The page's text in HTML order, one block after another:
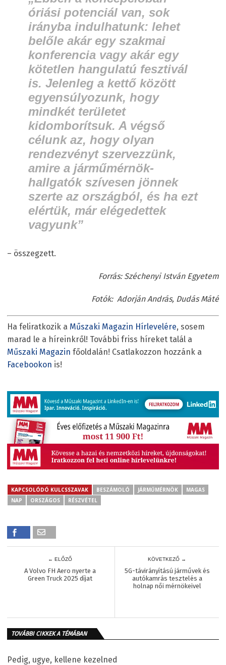
óriási potenciál van, sok
irányba indulhatunk: lehet
belőle akár egy szakmai
konferencia vagy akár egy
kötetlen hangulatú fesztivál
is. Jelenleg a kettő között
egyensúlyozunk, hogy
mindkét területet
kidomborítsuk. A végső
célunk az, hogy olyan
rendezvényt szervezzünk,
amire a járműmérnök-
hallgatók szívesen jönnek
szerte az országból, és ha ezt
elértük, már elégedettek
vagyunk”
– összegzett.
Forrás: Széchenyi István Egyetem
Fotók: Adorján András, Dudás Máté
Ha feliratkozik a Műszaki Magazin Hírlevelére, sosem
marad le a híreinkről! További friss híreket talál a
Műszaki Magazin főoldalán! Csatlakozzon hozzánk a
Facebookon is!
KAPCSOLÓDÓ KULCSSZAVAK BESZÁMOLÓ JÁRMŰMÉRNÖK
MAGAS
NAP
ORSZÁGOS RÉSZVÉTEL
← ELŐZŐ
A Volvo FH Aero nyerte a
Green Truck 2025 díjat
KÖVETKEZŐ →
5G-távirányítású járművek és
autókamrás tesztelés a
holnap női mérnökeivel
TOVÁBBI CIKKEK A TÉMÁBAN
Pedig, ugye, kellene kezelned